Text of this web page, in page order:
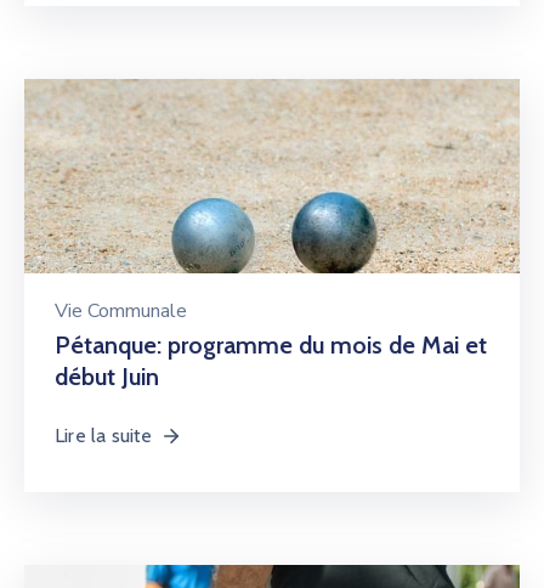
Vie Communale
Pétanque: programme du mois de Mai et
début Juin
Lire la suite